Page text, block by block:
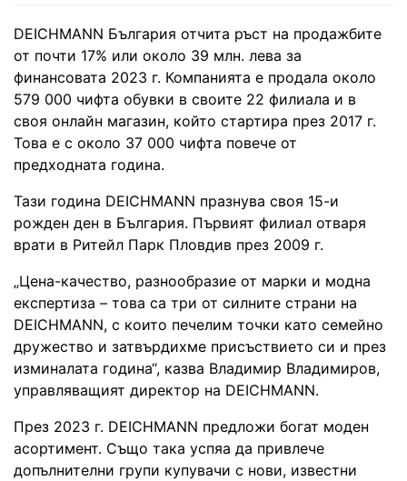
DEICHMANN България отчита ръст на продажбите
от почти 17% или около 39 млн. лева за
финансовата 2023 г. Компанията е продала около
579 000 чифта обувки в своите 22 филиала и в
своя онлайн магазин, който стартира през 2017 г.
Това е с около 37 000 чифта повече от
предходната година.
Тази година DEICHMANN празнува своя 15-и
рожден ден в България. Първият филиал отваря
врати в Ритейл Парк Пловдив през 2009 г.
„Цена-качество, разнообразие от марки и модна
експертиза – това са три от силните страни на
DEICHMANN, с които печелим точки като семейно
дружество и затвърдихме присъствието си и през
изминалата година“, казва Владимир Владимиров,
управляващият директор на DEICHMANN.
През 2023 г. DEICHMANN предложи богат моден
асортимент. Също така успяа да привлече
допълнителни групи купувачи с нови, известни